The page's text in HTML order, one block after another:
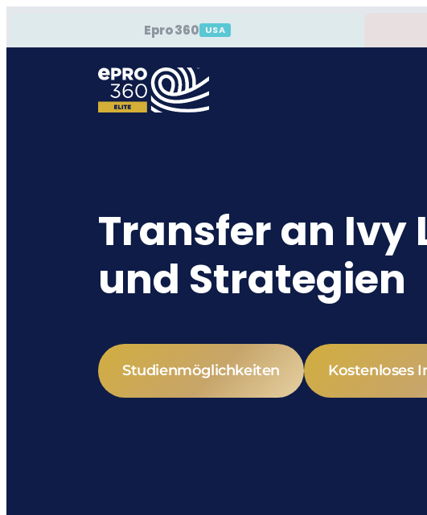
Epro 360 USA
Transfer an Ivy
und Strategien
Studienmöglichkeiten Kostenloses